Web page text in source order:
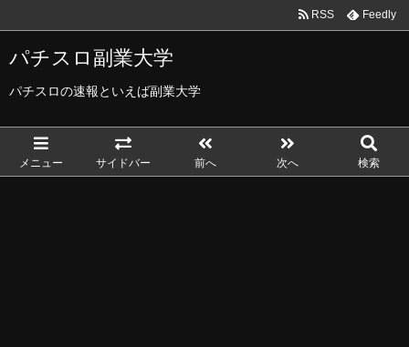
パチスロ副業大学
パチスロの速報といえば副業大学
メニュー サイドバー 前へ 次へ 検索
RSS Feedly